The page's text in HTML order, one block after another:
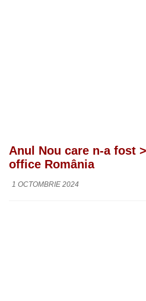
Anul Nou care n-a fost
office România
1 OCTOMBRIE 2024